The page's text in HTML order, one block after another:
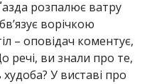
розпалює ватру
ворічкою
– оповідач коментує,
речі, ви знали про те,
У виставі про